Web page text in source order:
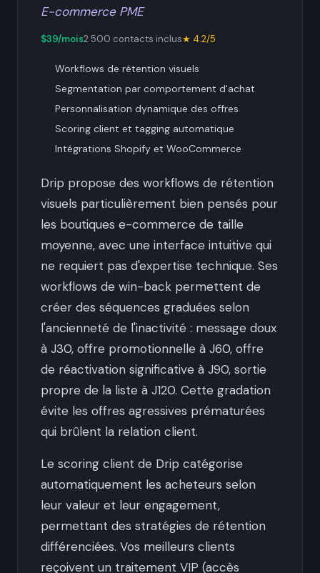
E-commerce PME
$39/mois2 500 contacts inclus★ 4.2/5
Workflows de rétention visuels
Segmentation par comportement d'achat
Personnalisation dynamique des offres
Scoring client et tagging automatique
Intégrations Shopify et WooCommerce
Drip propose des workflows de rétention
visuels particulièrement bien pensés pour
les boutiques e-commerce de taille
moyenne, avec une interface intuitive qui
ne requiert pas d'expertise technique. Ses
workflows de win-back permettent de
créer des séquences graduées selon
l'ancienneté de l'inactivité : message doux
à J30, offre promotionnelle à J60, offre
de réactivation significative à J90, sortie
propre de la liste à J120. Cette gradation
évite les offres agressives prématurées
qui brûlent la relation client.
Le scoring client de Drip catégorise
automatiquement les acheteurs selon
leur valeur et leur engagement,
permettant des stratégies de rétention
différenciées. Vos meilleurs clients
reçoivent un traitement VIP (accès